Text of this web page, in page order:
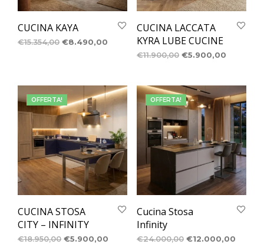
CUCINA KAYA
€15.354,00 €8.490,00
CUCINA LACCATA
KYRA LUBE CUCINE
€11.900,00 €5.900,00
OFFERTA!
CUCINA STOSA
CITY – INFINITY
€18.950,00 €5.900,00
OFFERTA!
Cucina Stosa
Infinity
€24.000,00 €12.000,00